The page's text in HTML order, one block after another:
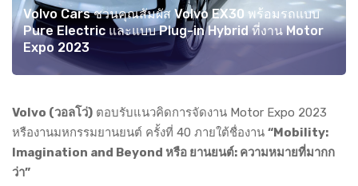
Volvo Cars ชวนคุณสัมผัส Volvo EX30 พร้อมรถแบบ
Pure Electric และแบบ Plug-in Hybrid ที่งาน Motor
Expo 2023
Volvo (วอลโว่) ตอบรับแนวคิดการจัดงาน Motor Expo 2023
หรืองานมหกรรมยานยนต์ ครั้งที่ 40 ภายใต้ชื่องาน “Mobility:
Imagination and Beyond หรือ ยานยนต์: ความหมายที่มากก
ว่า”